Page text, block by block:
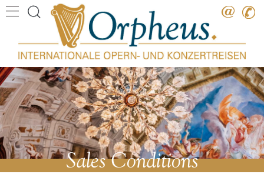
Destination
Artist
Work
Composer
Sales Conditions